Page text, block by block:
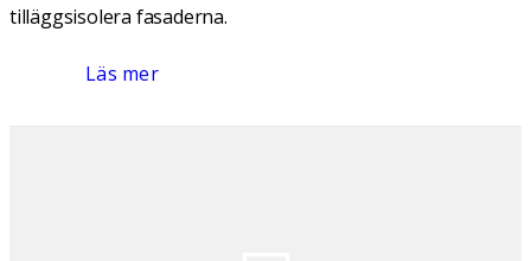
tilläggsisolera fasaderna.
Läs mer